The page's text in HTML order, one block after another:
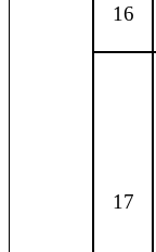
16
17